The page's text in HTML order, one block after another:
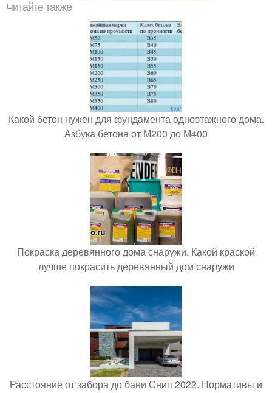
Читайте также
Какой бетон нужен для фундамента одноэтажного дома.
Азбука бетона от М200 до М400
Покраска деревянного дома снаружи. Какой краской
лучше покрасить деревянный дом снаружи
Расстояние от забора до бани Снип 2022. Нормативы и